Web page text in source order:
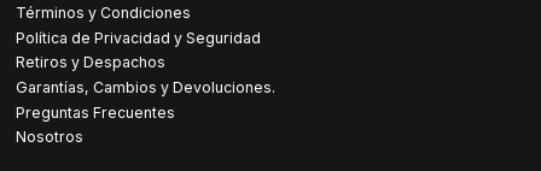
Términos y Condiciones
Política de Privacidad y Seguridad
Retiros y Despachos
Garantías, Cambios y Devoluciones.
Preguntas Frecuentes
Nosotros